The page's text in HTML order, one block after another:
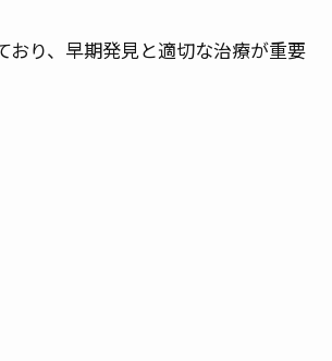
り、早期発見と適切な治療が重要